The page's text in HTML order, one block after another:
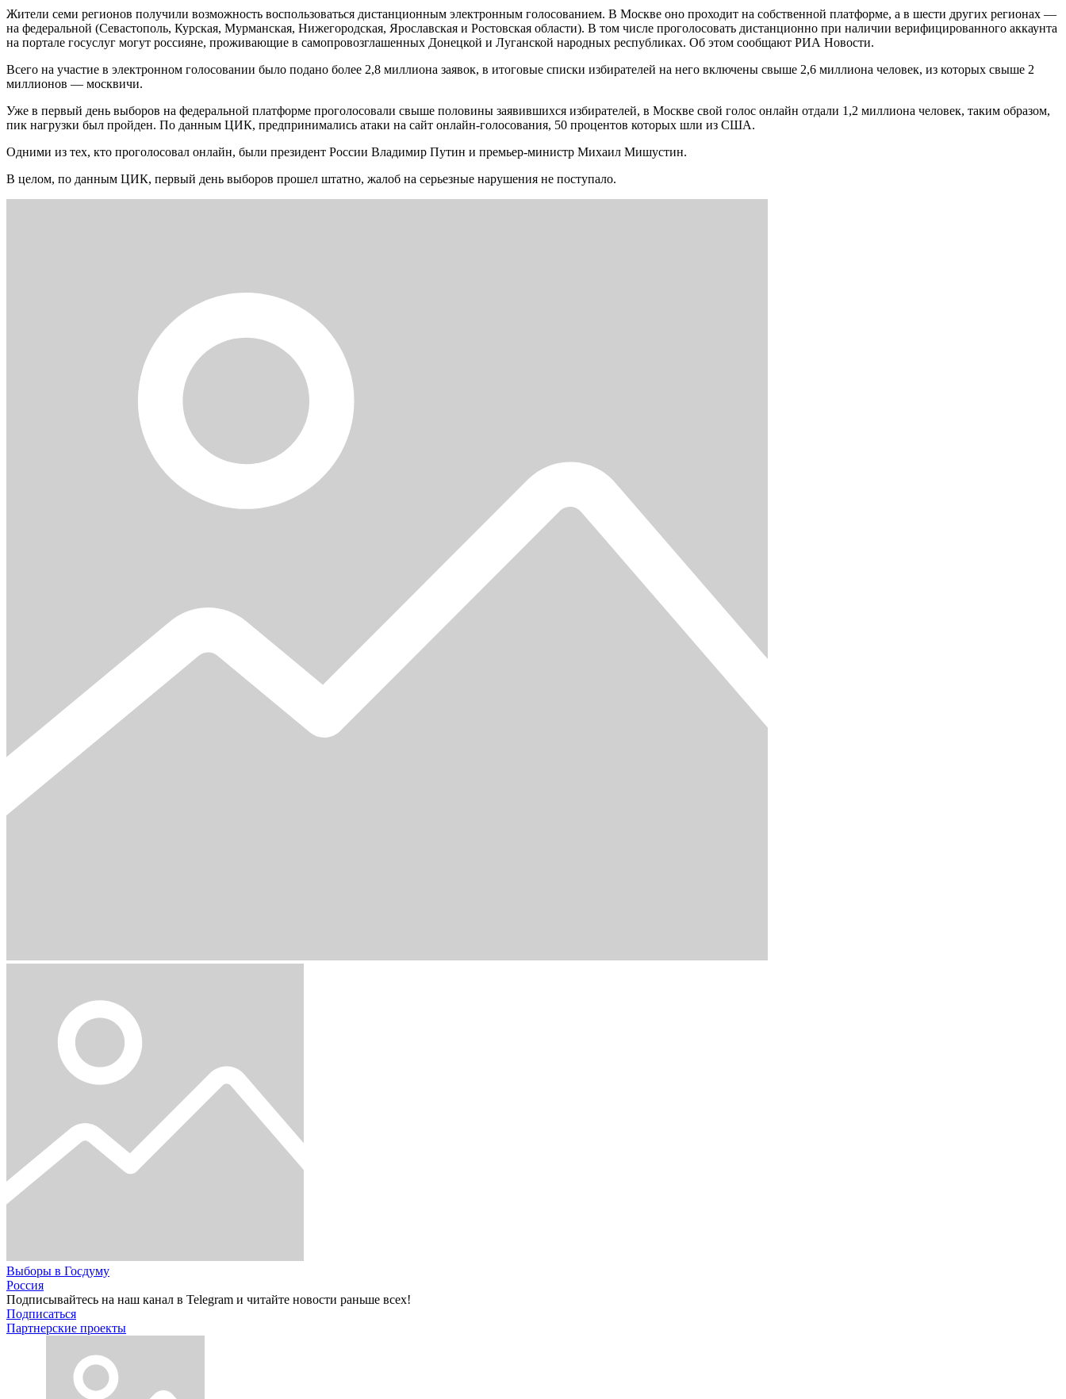
Жители семи регионов получили возможность воспользоваться дистанционным электронным голосованием. В Москве оно проходит на собственной платформе, а в шести других регионах —
на федеральной (Севастополь, Курская, Мурманская, Нижегородская, Ярославская и Ростовская области). В том числе проголосовать дистанционно при наличии верифицированного аккаунта
на портале госуслуг могут россияне, проживающие в самопровозглашенных Донецкой и Луганской народных республиках. Об этом сообщают РИА Новости.
Всего на участие в электронном голосовании было подано более 2,8 миллиона заявок, в итоговые списки избирателей на него включены свыше 2,6 миллиона человек, из которых свыше 2
миллионов — москвичи.
Уже в первый день выборов на федеральной платформе проголосовали свыше половины заявившихся избирателей, в Москве свой голос онлайн отдали 1,2 миллиона человек, таким образом,
пик нагрузки был пройден. По данным ЦИК, предпринимались атаки на сайт онлайн-голосования, 50 процентов которых шли из США.
Одними из тех, кто проголосовал онлайн, были президент России Владимир Путин и премьер-министр Михаил Мишустин.
В целом, по данным ЦИК, первый день выборов прошел штатно, жалоб на серьезные нарушения не поступало.
Выборы в Госдуму
Россия
Подписывайтесь на наш канал в Telegram и читайте новости раньше всех!
Подписаться
Партнерские проекты